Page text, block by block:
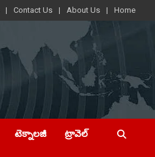
Contact Us About Us Home
టెక్నాలజీ ట్రావెల్